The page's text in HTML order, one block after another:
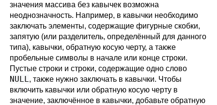
значения массива без кавычек возможна
неоднозначность. Например, в кавычки необходимо
заключать элементы, содержащие фигурные скобки,
запятую (или разделитель, определённый для данного
типа), кавычки, обратную косую черту, а также
пробельные символы в начале или конце строки.
Пустые строки и строки, содержащие одно слово
NULL, также нужно заключать в кавычки. Чтобы
включить кавычки или обратную косую черту в
значение, заключённое в кавычки, добавьте обратную